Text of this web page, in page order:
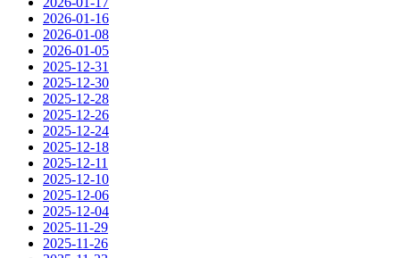
2026-01-16
2026-01-08
2026-01-05
2025-12-31
2025-12-30
2025-12-28
2025-12-26
2025-12-24
2025-12-18
2025-12-11
2025-12-10
2025-12-06
2025-12-04
2025-11-29
2025-11-26